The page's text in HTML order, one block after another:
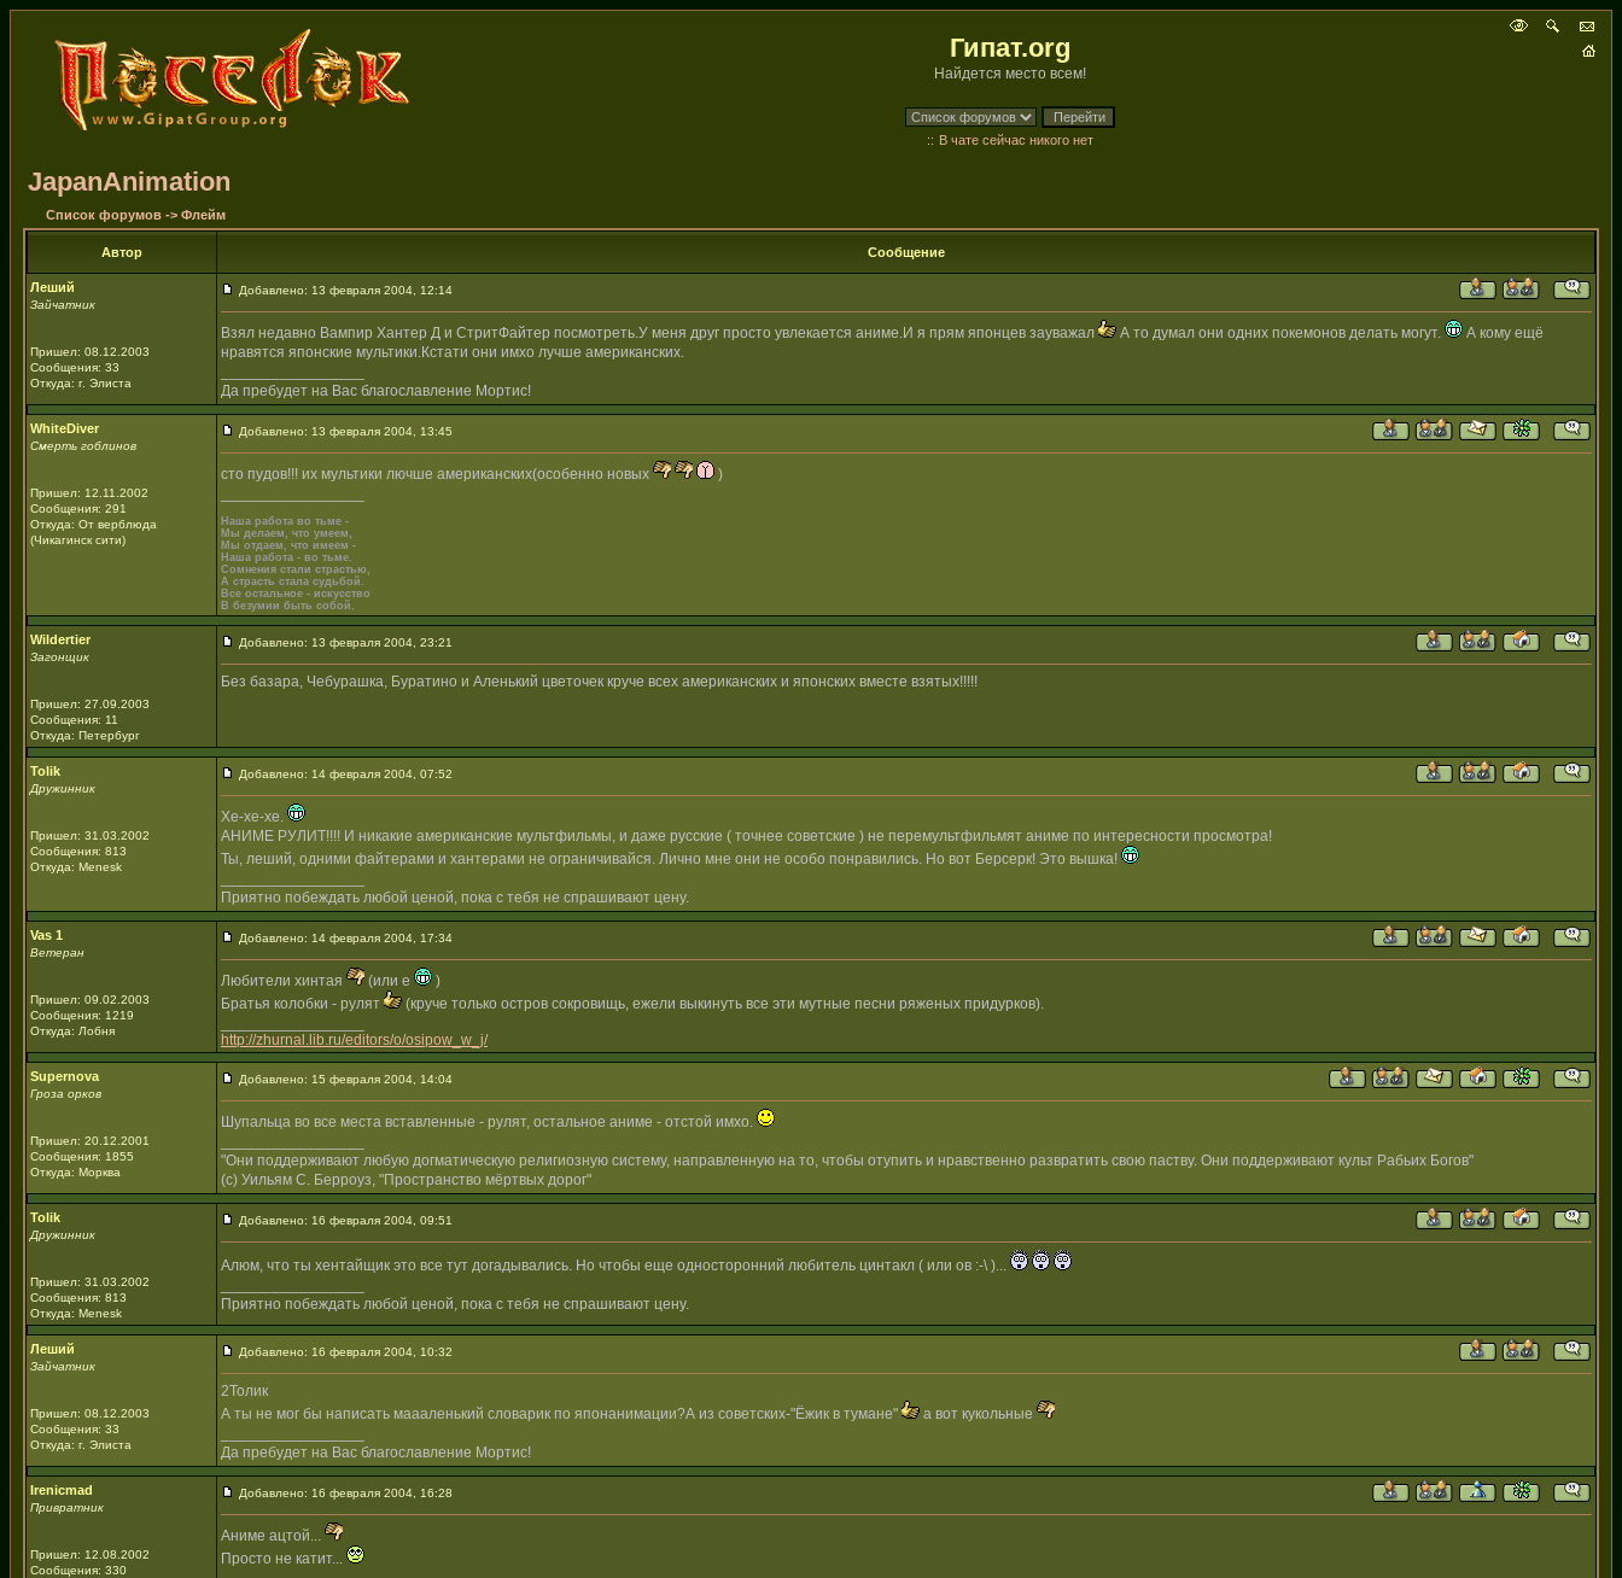
Гипат.org
Найдется место всем!
:: В чате сейчас никого нет
JapanAnimation
Список форумов -> Флейм
Автор Сообщение
Леший
Зайчатник
Пришел: 08.12.2003
Сообщения: 33
Откуда: г. Элиста
Добавлено: 13 февраля 2004, 12:14
Взял недавно Вампир Хантер Д и СтритФайтер посмотреть.У меня друг просто увлекается аниме.И я прям японцев зауважал А то думал они одних покемонов делать могут.
А кому ещё
нравятся японские мультики.Кстати они имхо лучше американских.
Да пребудет на Вас благославление Мортис!
WhiteDiver
Смерть гоблинов
Пришел: 12.11.2002
Сообщения: 291
Откуда: От верблюда
(Чикагинск сити)
Добавлено: 13 февраля 2004, 13:45
сто пудов!!! их мультики лючше американских(особенно новых
)
Наша работа во тьме -
Мы делаем, что умеем,
Мы отдаем, что имеем -
Наша работа - во тьме.
Сомнения стали страстью,
А страсть стала судьбой.
Все остальное - искусство
В безумии быть собой.
Wildertier
Загонщик
Пришел: 27.09.2003
Сообщения: 11
Откуда: Петербург
Добавлено: 13 февраля 2004, 23:21
Без базара, Чебурашка, Буратино и Аленький цветочек круче всех американских и японских вместе взятых!!!!!
Tolik
Дружинник
Пришел: 31.03.2002
Сообщения: 813
Откуда: Menesk
Добавлено: 14 февраля 2004, 07:52
Хе-хе-хе.
АНИМЕ РУЛИТ!!!! И никакие американские мультфильмы, и даже русские ( точнее советские ) не перемультфильмят аниме по интересности просмотра!
Ты, леший, одними файтерами и хантерами не ограничивайся. Лично мне они не особо понравились. Но вот Берсерк! Это вышка!
Приятно побеждать любой ценой, пока с тебя не спрашивают цену.
Vas 1
Ветеран
Пришел: 09.02.2003
Сообщения: 1219
Откуда: Лобня
Добавлено: 14 февраля 2004, 17:34
Любители хинтая (или е
)
Братья колобки - рулят
(круче только остров сокровищь, ежели выкинуть все эти мутные песни ряженых придурков).
http://zhurnal.lib.ru/editors/o/osipow_w_j/
Supernova
Гроза орков
Пришел: 20.12.2001
Сообщения: 1855
Откуда: Морква
Добавлено: 15 февраля 2004, 14:04
Шупальца во все места вставленные - рулят, остальное аниме - отстой имхо.
"Они поддерживают любую догматическую религиозную систему, направленную на то, чтобы отупить и нравственно развратить свою паству. Они поддерживают культ Рабьих Богов"
(с) Уильям С. Берроуз, "Пространство мёртвых дорог"
Tolik
Дружинник
Пришел: 31.03.2002
Сообщения: 813
Откуда: Menesk
Добавлено: 16 февраля 2004, 09:51
Алюм, что ты хентайщик это все тут догадывались. Но чтобы еще односторонний любитель цинтакл ( или ов :-\ )...
Приятно побеждать любой ценой, пока с тебя не спрашивают цену.
Леший
Зайчатник
Пришел: 08.12.2003
Сообщения: 33
Откуда: г. Элиста
Добавлено: 16 февраля 2004, 10:32
2Толик
А ты не мог бы написать маааленький словарик по японанимации?А из советских-"Ёжик в тумане"
а вот кукольные
Да пребудет на Вас благославление Мортис!
Irenicmad
Привратник
Пришел: 12.08.2002
Сообщения: 330
Добавлено: 16 февраля 2004, 16:28
Аниме ацтой...
Просто не катит...